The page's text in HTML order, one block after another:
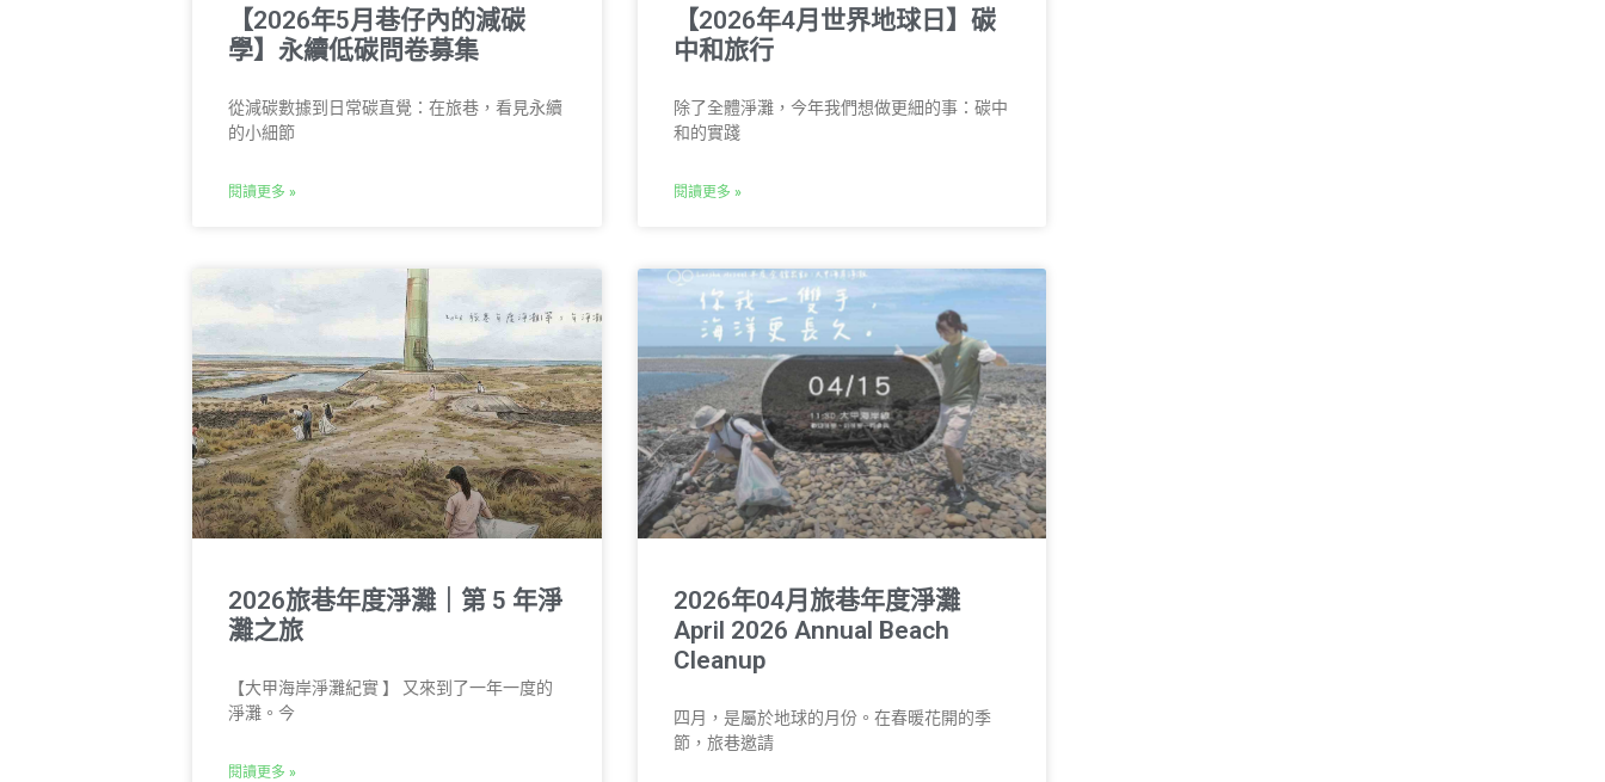
【2026年5月巷仔內的減碳
學】永續低碳問卷募集
從減碳數據到日常碳直覺：在旅巷，看見永續
的小細節
閱讀更多 »
【2026年4月世界地球日】碳
中和旅行
除了全體淨灘，今年我們想做更細的事：碳中
和的實踐
閱讀更多 »
2026旅巷年度淨灘｜第 5 年淨
灘之旅
【大甲海岸淨灘紀實 】 又來到了一年一度的
淨灘。今
閱讀更多 »
2026年04月旅巷年度淨灘
April 2026 Annual Beach
Cleanup
四月，是屬於地球的月份。在春暖花開的季
節，旅巷邀請